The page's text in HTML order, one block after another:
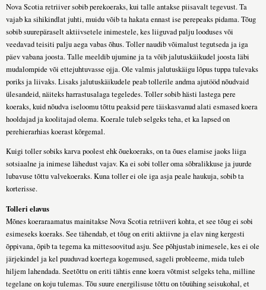
Nova Scotia retriiver sobib perekoeraks, kui talle antakse piisavalt tegevust. Ta
vajab ka sihikindlat juhti, muidu võib ta hakata ennast ise perepeaks pidama. Tõug
sobib suurepäraselt aktiivsetele inimestele, kes liiguvad palju looduses või
veedavad teisiti palju aega vabas õhus. Toller naudib võimalust tegutseda ja iga
päev vabana joosta. Talle meeldib ujumine ja ta võib jalutuskäikudel joosta läbi
mudalompide või ettejuhtuvasse ojja. Ole valmis jalutuskäigu lõpus tuppa tulevaks
poriks ja liivaks. Lisaks jalutuskäikudele peab tollerile andma ajutööd nõudvaid
ülesandeid, näiteks harrastusalaga tegeledes. Toller sobib hästi lastega pere
koeraks, kuid nõudva iseloomu tõttu peaksid pere täiskasvanud alati esmased koera
hooldajad ja koolitajad olema. Koerale tuleb selgeks teha, et ka lapsed on
perehierarhias koerast kõrgemal.
Kuigi toller sobiks karva poolest ehk õuekoeraks, on ta õues elamise jaoks liiga
sotsiaalne ja inimese lähedust vajav. Ka ei sobi toller oma sõbralikkuse ja juurde
lubavuse tõttu valvekoeraks. Kuna toller ei ole iga asja peale haukuja, sobib ta
korterisse.
Tolleri elavus
Mõnes koeraraamatus mainitakse Nova Scotia retriiveri kohta, et see tõug ei sobi
esimeseks koeraks. See tähendab, et tõug on eriti aktiivne ja elav ning kergesti
õppivana, õpib ta tegema ka mittesoovitud asju. See põhjustab inimesele, kes ei ole
järjekindel ja kel puuduvad koertega kogemused, sageli probleeme, mida tuleb
hiljem lahendada. Seetõttu on eriti tähtis enne koera võtmist selgeks teha, milline
tegelane on koju tulemas. Tõu suure energilisuse tõttu on tõuühing seisukohal, et